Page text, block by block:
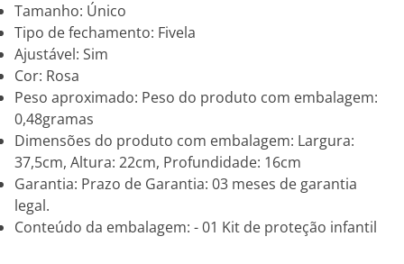
Tamanho: Único
Tipo de fechamento: Fivela
Ajustável: Sim
Cor: Rosa
Peso aproximado: Peso do produto com embalagem:
0,48gramas
Dimensões do produto com embalagem: Largura:
37,5cm, Altura: 22cm, Profundidade: 16cm
Garantia: Prazo de Garantia: 03 meses de garantia
legal.
Conteúdo da embalagem: - 01 Kit de proteção infantil